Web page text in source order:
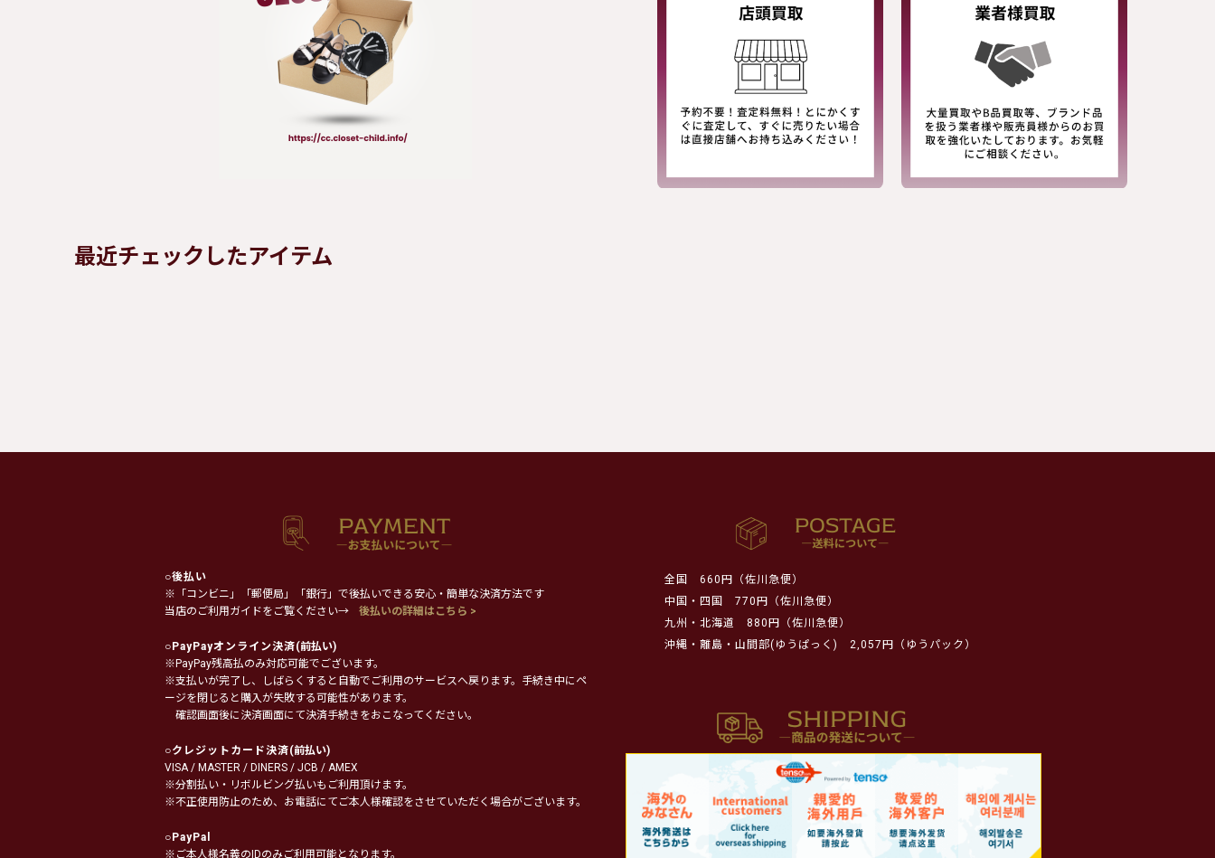
最近チェックしたアイテム
○後払い
※「コンビニ」「郵便局」「銀行」で後払いできる安心・簡単な決済方法です
当店のご利用ガイドをご覧ください→
後払いの詳細はこちら >
○PayPayオンライン決済(前払い)
※PayPay残高払のみ対応可能でございます。
※支払いが完了し、しばらくすると自動でご利用のサービスへ戻ります。手続き中にペ
ージを閉じると購入が失敗する可能性があります。
確認画面後に決済画面にて決済手続きをおこなってください。
○クレジットカード決済(前払い)
VISA / MASTER / DINERS / JCB / AMEX
※分割払い・リボルビング払いもご利用頂けます。
※不正使用防止のため、お電話にてご本人様確認をさせていただく場合がございます。
○PayPal
※ご本人様名義のIDのみご利用可能となります。
全国
660円（佐川急便）
中国・四国
770円（佐川急便）
九州・北海道
880円（佐川急便）
沖縄・離島・山間部(ゆうぱっく)
2,057円（ゆうパック）